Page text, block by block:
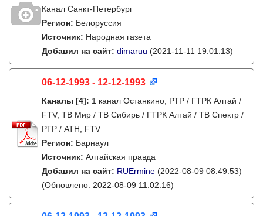
Канал Санкт-Петербург
Регион: Белоруссия
Источник: Народная газета
Добавил на сайт: dimaruu (2021-11-11 19:01:13)
06-12-1993 - 12-12-1993
Каналы [4]: 1 канал Останкино, РТР / ГТРК Алтай /
FTV, ТВ Мир / ТВ Сибирь / ГТРК Алтай / ТВ Спектр /
РТР / АТН, FTV
Регион: Барнаул
Источник: Алтайская правда
Добавил на сайт: RUErmine (2022-08-09 08:49:53)
(Обновлено: 2022-08-09 11:02:16)